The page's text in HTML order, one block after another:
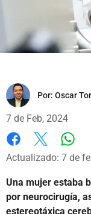
Por: Oscar
7 de Feb, 2024
Facebook
X
Actualizado: 7 de
Una mujer estaba
por neurocirugía,
estereotáxica